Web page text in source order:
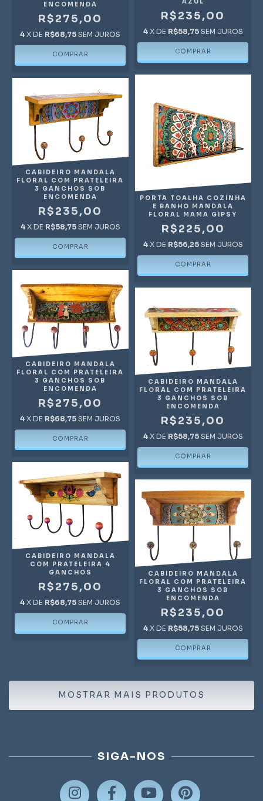
ENCOMENDA
R$275,00
4 X DE R$68,75 SEM JUROS
R$235,00
4 X DE R$58,75 SEM JUROS
CABIDEIRO MANDALA
FLORAL COM PRATELEIRA
3 GANCHOS SOB
ENCOMENDA
R$235,00
4 X DE R$58,75 SEM JUROS
PORTA TOALHA COZINHA
E BANHO MANDALA
FLORAL MAMA GIPSY
R$225,00
4 X DE R$56,25 SEM JUROS
CABIDEIRO MANDALA
FLORAL COM PRATELEIRA
3 GANCHOS SOB
ENCOMENDA
R$275,00
4 X DE R$68,75 SEM JUROS
CABIDEIRO MANDALA
FLORAL COM PRATELEIRA
3 GANCHOS SOB
ENCOMENDA
R$235,00
4 X DE R$58,75 SEM JUROS
CABIDEIRO MANDALA
COM PRATELEIRA 4
GANCHOS
R$275,00
4 X DE R$68,75 SEM JUROS
CABIDEIRO MANDALA
FLORAL COM PRATELEIRA
3 GANCHOS SOB
ENCOMENDA
R$235,00
4 X DE R$58,75 SEM JUROS
MOSTRAR MAIS PRODUTOS
SIGA-NOS